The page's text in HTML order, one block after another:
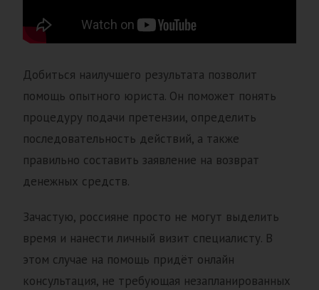
Добиться наилучшего результата позволит
помощь опытного юриста. Он поможет понять
процедуру подачи претензии, определить
последовательность действий, а также
правильно составить заявление на возврат
денежных средств.
Зачастую, россияне просто не могут выделить
время и нанести личный визит специалисту. В
этом случае на помощь придёт онлайн
консультация, не требующая незапланированных